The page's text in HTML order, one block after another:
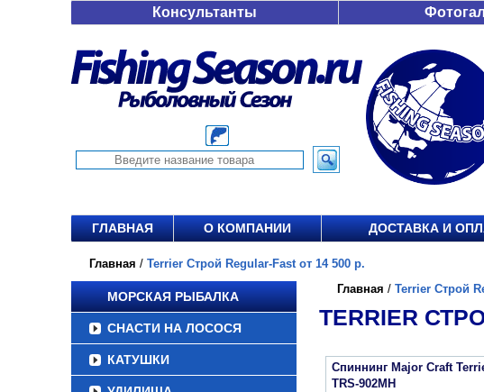
Консультанты
ГЛАВНАЯ О КОМПАНИИ ДОСТАВКА И
Главная / Terrier Строй Regular-Fast от 14 500 р.
МОРСКАЯ РЫБАЛКА
СНАСТИ НА ЛОСОСЯ
КАТУШКИ
Главная / Terrier Строй
TERRIER
Спиннинг Major Craft
TRS-902MH